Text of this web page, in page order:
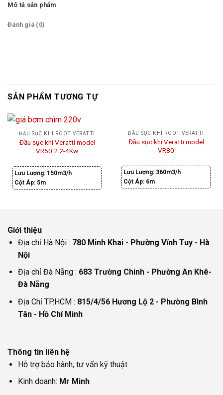
Mô tả sản phẩm
Đánh giá (0)
SẢN PHẨM TƯƠNG TỰ
ĐẦU SỤC KHÍ ROOT VERATTI
Đầu sục khí Veratti model
VR50 2.2-4Kw
Lưu Lượng: 150m3/h
Cột Áp: 5m
ĐẦU SỤC KHÍ ROOT VERATTI
Đầu sục khí Veratti model
VR80
Lưu Lượng: 360m3/h
Cột Áp: 6m
Giới thiệu
Địa chỉ Hà Nội : 780 Minh Khai - Phường Vĩnh Tuy - Hà
Nội
Địa chỉ Đà Nẵng : 683 Trường Chinh - Phường An Khê-
Đà Nẵng
Địa Chỉ TP.HCM : 815/4/56 Hương Lộ 2 - Phường Bình
Tân - Hồ Chí Minh
Thông tin liên hệ
Hỗ trợ bảo hành, tư vấn kỹ thuật
Kinh doanh: Mr Minh